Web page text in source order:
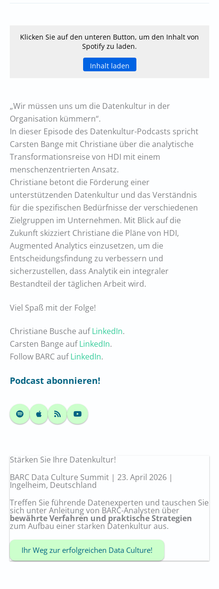
Klicken Sie auf den unteren Button, um den Inhalt von
Spotify zu laden.
Inhalt laden
„Wir müssen uns um die Datenkultur in der
Organisation kümmern“.
In dieser Episode des Datenkultur-Podcasts spricht
Carsten Bange mit Christiane über die analytische
Transformationsreise von HDI mit einem
menschenzentrierten Ansatz.
Christiane betont die Förderung einer
unterstützenden Datenkultur und das Verständnis
für die spezifischen Bedürfnisse der verschiedenen
Zielgruppen im Unternehmen. Mit Blick auf die
Zukunft skizziert Christiane die Pläne von HDI,
Augmented Analytics einzusetzen, um die
Entscheidungsfindung zu verbessern und
sicherzustellen, dass Analytik ein integraler
Bestandteil der täglichen Arbeit wird.
Viel Spaß mit der Folge!
Christiane Busche aufLinkedIn.
Carsten Bange aufLinkedIn.
Follow BARC aufLinkedIn.
Podcast abonnieren!
Stärken Sie Ihre Datenkultur!
BARC Data Culture Summit | 23. April 2026 |
Ingelheim, Deutschland
Treffen Sie führende Datenexperten und tauschen Sie
sich unter Anleitung von BARC-Analysten über
bewährte Verfahren und praktische Strategien
zum Aufbau einer starken Datenkultur aus.
Ihr Weg zur erfolgreichen Data Culture!